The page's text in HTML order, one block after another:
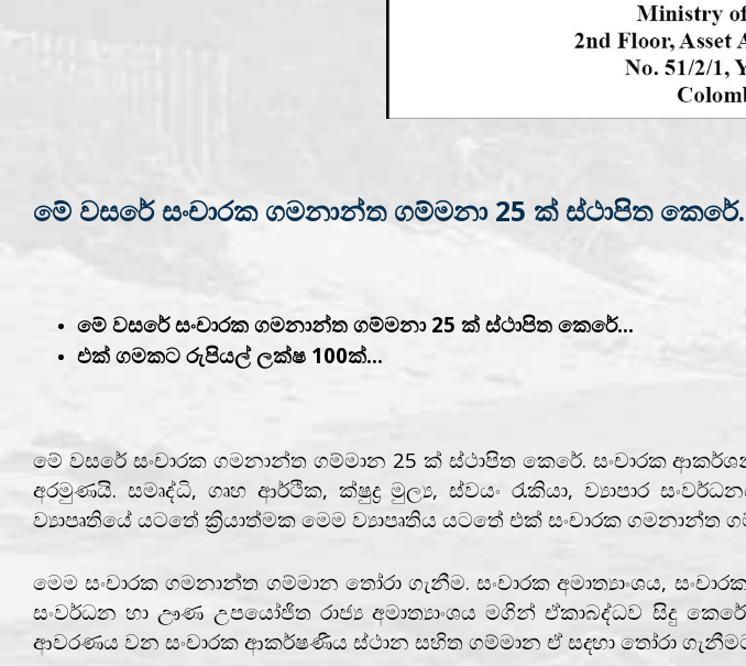
මේ වසරේ සංචාරක ගමනාන්ත ගම්මනා 25 ක් ස්ථාපිත
මේ වසරේ සංචාරක ගමනාන්ත ගම්මනා 25 ක් ස්ථාපිත කෙරේ...
එක් ගමකට රුපියල් ලක්ෂ 100ක්...
මේ වසරේ සංචාරක ගමනාන්ත ගම්මාන 25 ක් ස්ථාපිත කෙරේ. සංචාරක
අරමුණයි. සමෘද්ධි, ගෘහ ආර්ථික, ක්ෂුද්‍ර මුල්‍ය, ස්වයං රැකියා, ව්‍යාපාර
ව්‍යාපෘතියේ යටතේ ක්‍රියාත්මක මෙම ව්‍යාපෘතිය යටතේ එක් සංචාරක
මෙම සංචාරක ගමනාන්ත ගම්මාන තෝරා ගැනීම. සංචාරක අමාත්‍යාංශය,
සංවර්ධන හා ඌණ උපයෝජිත රාජ්‍ය අමාත්‍යාංශය මගින් ඒකාබද්ධව සිදු
ආවරණය වන සංචාරක ආකර්ෂණීය ස්ථාන සහිත ගම්මාන ඒ සදහා තෝරා